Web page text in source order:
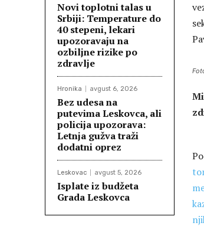
Novi toplotni talas u
Srbiji: Temperature do
40 stepeni, lekari
upozoravaju na
ozbiljne rizike po
zdravlje
Hronika avgust 6, 2026
Bez udesa na
putevima Leskovca, ali
policija upozorava:
Letnja gužva traži
dodatni oprez
Leskovac avgust 5, 2026
Isplate iz budžeta
Grada Leskovca